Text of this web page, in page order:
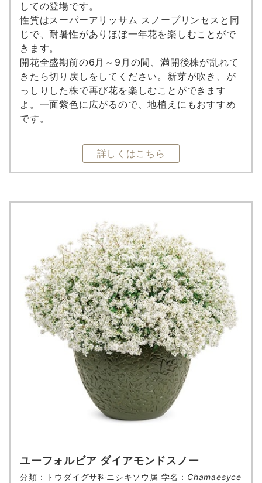
しての登場です。
性質はスーパーアリッサム スノープリンセスと同
じで、耐暑性がありほぼ一年花を楽しむことがで
きます。
開花全盛期前の6月～9月の間、満開後株が乱れて
きたら切り戻しをしてください。新芽が吹き、が
っしりした株で再び花を楽しむことができます
よ。一面紫色に広がるので、地植えにもおすすめ
です。
詳しくはこちら
ユーフォルビア ダイアモンドスノー
分類：トウダイグサ科ニシキソウ属 学名： Chamaesyce